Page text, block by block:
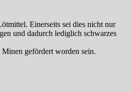
Einerseits sei dies nicht nur
und dadurch lediglich schwarzes
gefördert worden sein.